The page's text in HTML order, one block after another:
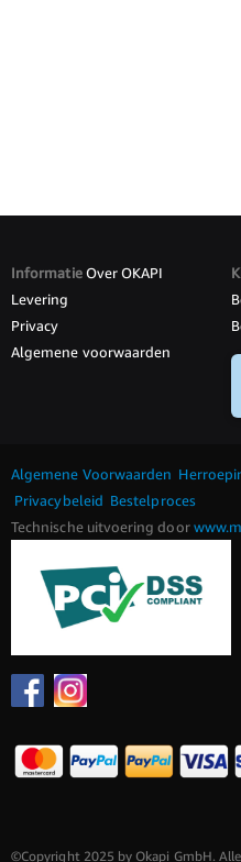
Informatie Over OKAPI
Levering
Privacy
Algemene voorwaarden
Algemene Voorwaarden
Privacybeleid Bestelproces
Technische uitvoering door
©Copyright 2025 by Okapi GmbH.